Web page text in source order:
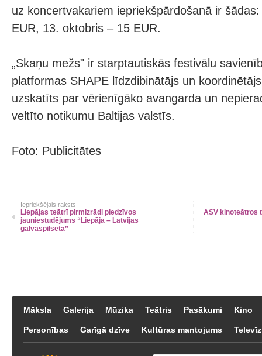
uz koncertvakariem iepriekšpārdošanā ir
EUR, 13. oktobris – 15 EUR.
„Skaņu mežs" ir starptautiskās festivālu
platformas SHAPE līdzdibinātājs un
uzskatīts par vērienīgāko avangarda un
veltīto notikumu Baltijas valstīs.
Foto: Publicitātes
Iepriekšējais raksts
Liepājas teātrī pirmizrādi piedzīvos
jauniestudējums “Liepāja – Latvijas
galvaspilsēta”
ASV kinoteātros
Māksla Galerija Mūzika Teātris Pasākumi Kino
Personības Garīgā dzīve Kultūras mantojums